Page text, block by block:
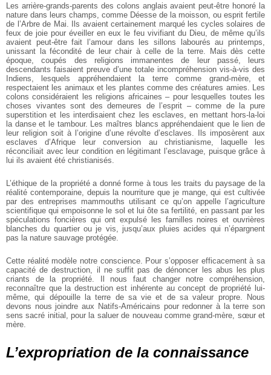
Les arrière-grands-parents des colons anglais avaient peut-être honoré la
nature dans leurs champs, comme Déesse de la moisson, ou esprit fertile
de l’Arbre de Mai. Ils avaient certainement marqué les cycles solaires de
feux de joie pour éveiller en eux le feu vivifiant du Dieu, de même qu’ils
avaient peut-être fait l’amour dans les sillons labourés au printemps,
unissant la fécondité de leur chair à celle de la terre. Mais dès cette
époque, coupés des religions immanentes de leur passé, leurs
descendants faisaient preuve d’une totale incompréhension vis-à-vis des
Indiens, lesquels appréhendaient la terre comme grand-mère, et
respectaient les animaux et les plantes comme des créatures amies. Les
colons considéraient les religions africaines – pour lesquelles toutes les
choses vivantes sont des demeures de l’esprit – comme de la pure
superstition et les interdisaient chez les esclaves, en mettant hors-la-loi
la danse et le tambour. Les maîtres blancs appréhendaient que le lien de
leur religion soit à l’origine d’une révolte d’esclaves. Ils imposèrent aux
esclaves d’Afrique leur conversion au christianisme, laquelle les
réconciliait avec leur condition en légitimant l’esclavage, puisque grâce à
lui ils avaient été christianisés.
L’éthique de la propriété a donné forme à tous les traits du paysage de la
réalité contemporaine, depuis la nourriture que je mange, qui est cultivée
par des entreprises mammouths utilisant ce qu’on appelle l’agriculture
scientifique qui empoisonne le sol et lui ôte sa fertilité, en passant par les
spéculations foncières qui ont expulsé les familles noires et ouvrières
blanches du quartier ou je vis, jusqu’aux pluies acides qui n’épargnent
pas la nature sauvage protégée.
Cette réalité modèle notre conscience. Pour s’opposer efficacement à sa
capacité de destruction, il ne suffit pas de dénoncer les abus les plus
criants de la propriété. Il nous faut changer notre compréhension,
reconnaître que la destruction est inhérente au concept de propriété lui-
même, qui dépouille la terre de sa vie et de sa valeur propre. Nous
devons nous joindre aux Natifs-Américains pour redonner à la terre son
sens sacré initial, pour la saluer de nouveau comme grand-mère, sœur et
mère.
L’expropriation de la connaissance